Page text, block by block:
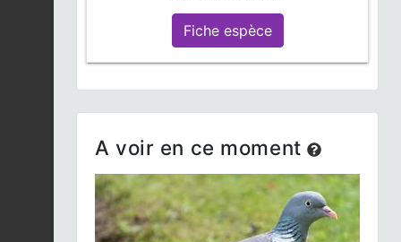
Fiche espèce
A voir en ce moment